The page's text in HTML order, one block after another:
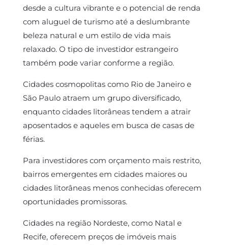
desde a cultura vibrante e o potencial de renda
com aluguel de turismo até a deslumbrante
beleza natural e um estilo de vida mais
relaxado. O tipo de investidor estrangeiro
também pode variar conforme a região.
Cidades cosmopolitas como Rio de Janeiro e
São Paulo atraem um grupo diversificado,
enquanto cidades litorâneas tendem a atrair
aposentados e aqueles em busca de casas de
férias.
Para investidores com orçamento mais restrito,
bairros emergentes em cidades maiores ou
cidades litorâneas menos conhecidas oferecem
oportunidades promissoras.
Cidades na região Nordeste, como Natal e
Recife, oferecem preços de imóveis mais